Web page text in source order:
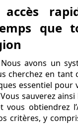
que
avons un
cherchez en tant
essentiel
sauverez
obtiendrez
critères, y